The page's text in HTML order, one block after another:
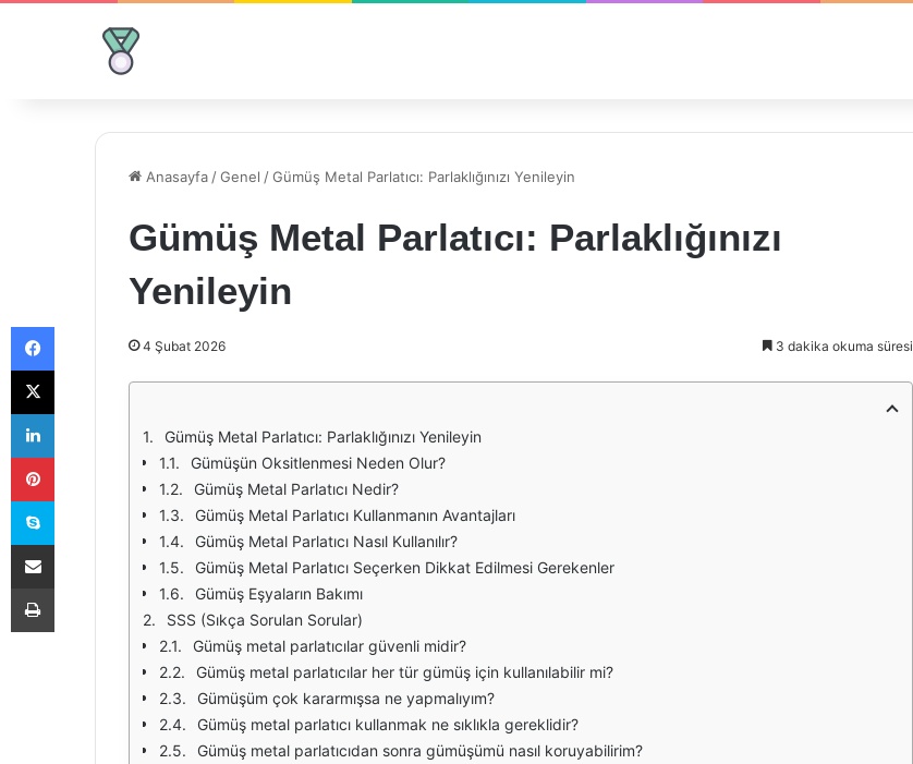
Anasayfa /Genel /Gümüş Metal Parlatıcı: Parlaklığınızı Yenileyin
Gümüş Metal Parlatıcı: Parlaklığınızı
Yenileyin
4 Şubat 2026 3 dakika okuma süresi
Gümüş Metal Parlatıcı: Parlaklığınızı Yenileyin
Gümüşün Oksitlenmesi Neden Olur?
Gümüş Metal Parlatıcı Nedir?
Gümüş Metal Parlatıcı Kullanmanın Avantajları
Gümüş Metal Parlatıcı Nasıl Kullanılır?
Gümüş Metal Parlatıcı Seçerken Dikkat Edilmesi Gerekenler
Gümüş Eşyaların Bakımı
SSS (Sıkça Sorulan Sorular)
Gümüş metal parlatıcılar güvenli midir?
Gümüş metal parlatıcılar her tür gümüş için kullanılabilir mi?
Gümüşüm çok kararmışsa ne yapmalıyım?
Gümüş metal parlatıcı kullanmak ne sıklıkla gereklidir?
Gümüş metal parlatıcıdan sonra gümüşümü nasıl koruyabilirim?
Facebook
X
LinkedIn
Pinterest
Skype
E-Posta ile paylaş